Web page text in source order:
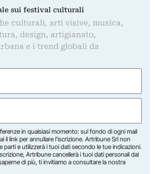
sui festival culturali
culturali, arti visive, musica,
design, artigianato,
e i trend globali da
in qualsiasi momento: sul fondo di ogni mail
il link per annullare l’iscrizione. Artribune Srl non
parti e utilizzerà i tuoi dati secondo le tue indicazioni.
Artribune cancellerà i tuoi dati personali dal
di più, ti invitiamo a consultare la nostra